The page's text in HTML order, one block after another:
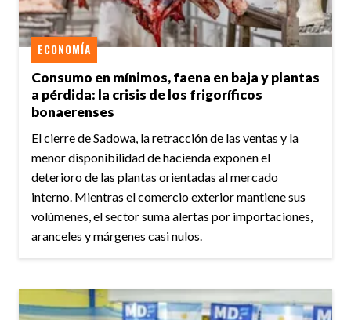
Consumo en mínimos, faena en baja y plantas
a pérdida: la crisis de los frigoríficos
bonaerenses
ECONOMÍA
El cierre de Sadowa, la retracción de las ventas y la
menor disponibilidad de hacienda exponen el
deterioro de las plantas orientadas al mercado
interno. Mientras el comercio exterior mantiene sus
volúmenes, el sector suma alertas por importaciones,
aranceles y márgenes casi nulos.